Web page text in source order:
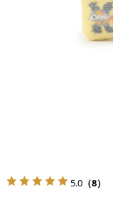
5.0 （8）